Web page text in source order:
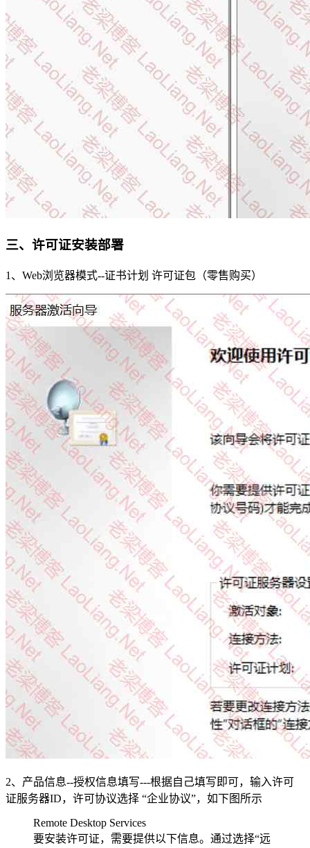
三、许可证安装部署
1、Web浏览器模式--证书计划 许可证包（零售购买）
2、产品信息--授权信息填写---根据自己填写即可，输入许可
证服务器ID，许可协议选择 “企业协议”，如下图所示
Remote Desktop Services
要安装许可证，需要提供以下信息。通过选择“远